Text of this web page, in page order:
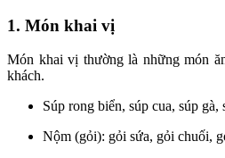
1. Món khai vị
Món khai vị thường là những món
khách.
Súp rong biển, súp cua, súp
Nộm (gỏi): gỏi sứa, gỏi chuối,